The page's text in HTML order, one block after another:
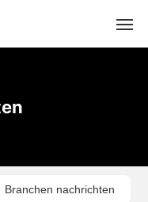
Branchen nachrichten